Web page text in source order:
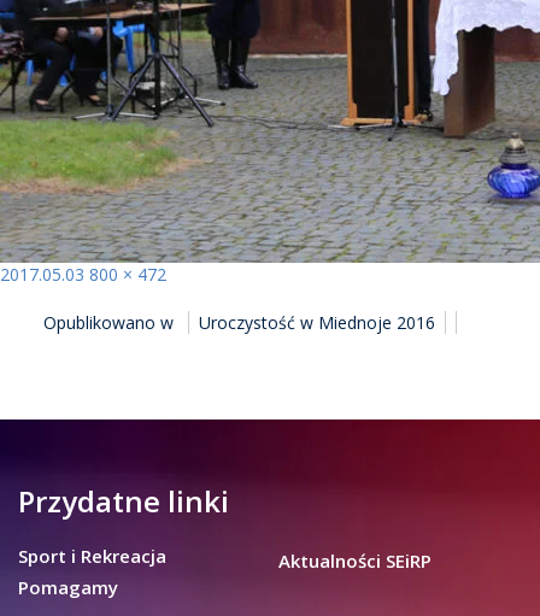
Opublikowano
2017.05.03 Pełny
800 × 472
WPISUOpublikowano w Uroczystość w Miednoje 2016
Przydatne linki
Sport i Rekreacja
Pomagamy
Aktualności SEiRP